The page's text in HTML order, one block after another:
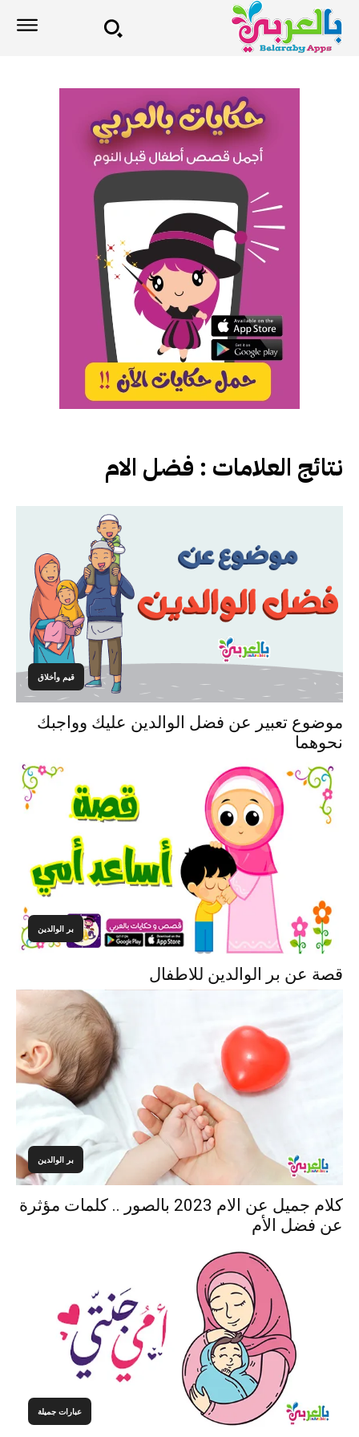
نتائج العلامات : فضل الام
قيم وأخلاق
موضوع تعبير عن فضل الوالدين عليك وواجبك
نحوهما
بر الوالدين
قصة عن بر الوالدين للاطفال
بر الوالدين
كلام جميل عن الام 2023 بالصور .. كلمات مؤثرة
عن فضل الأم
عبارات جميلة